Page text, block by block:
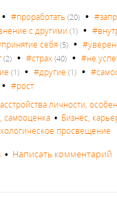
•#проработать (20) •
с другими(1) •
себя (5) •
(2) •#страх (40) •#не
(1) •#другие (1) •
•#рост
личности,
самооценка • Бизнес,
просвещение
• Написать комментарий